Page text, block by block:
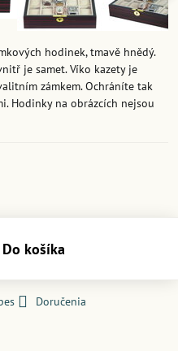
hodinek, tmavě hnědý.
je samet. Víko kazety je
zámkem. Ochráníte tak
Hodinky na obrázcích nejsou
Do košíka
Doručenia